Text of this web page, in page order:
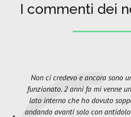
I commenti dei
Non ci credevo e ancora sono
funzionato. 2 anni fa mi venne
lato interno che ho dovuto
andando avanti solo con